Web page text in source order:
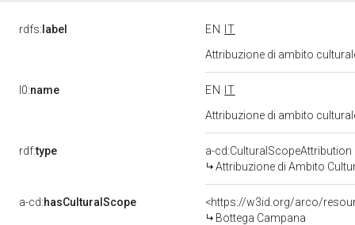
rdfs: label EN
IT
Attribuzione di ambito
l0:name EN
IT
Attribuzione di ambito
rdf:type
a-cd:CulturalScopeAttribution
Attribuzione di Ambito
a-cd:hasCulturalScope
<https://w3id.org/arco/
Bottega Campana